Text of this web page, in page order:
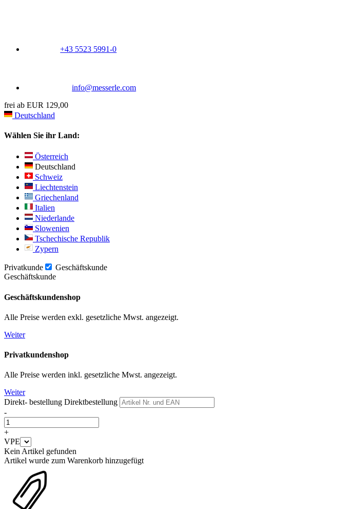
+43 5523 5991-0
info@messerle.com
frei ab EUR 129,00
Deutschland
Wählen Sie ihr Land:
Österreich
Deutschland
Schweiz
Liechtenstein
Griechenland
Italien
Niederlande
Slowenien
Tschechische Republik
Zypern
Privatkunde
Geschäftskunde
Geschäftskunde
Geschäftskundenshop
Alle Preise werden exkl. gesetzliche Mwst. angezeigt.
Weiter
Privatkundenshop
Alle Preise werden inkl. gesetzliche Mwst. angezeigt.
Weiter
Direkt- bestellung Direktbestellung
-
+
VPE
Kein Artikel gefunden
Artikel wurde zum Warenkorb hinzugefügt